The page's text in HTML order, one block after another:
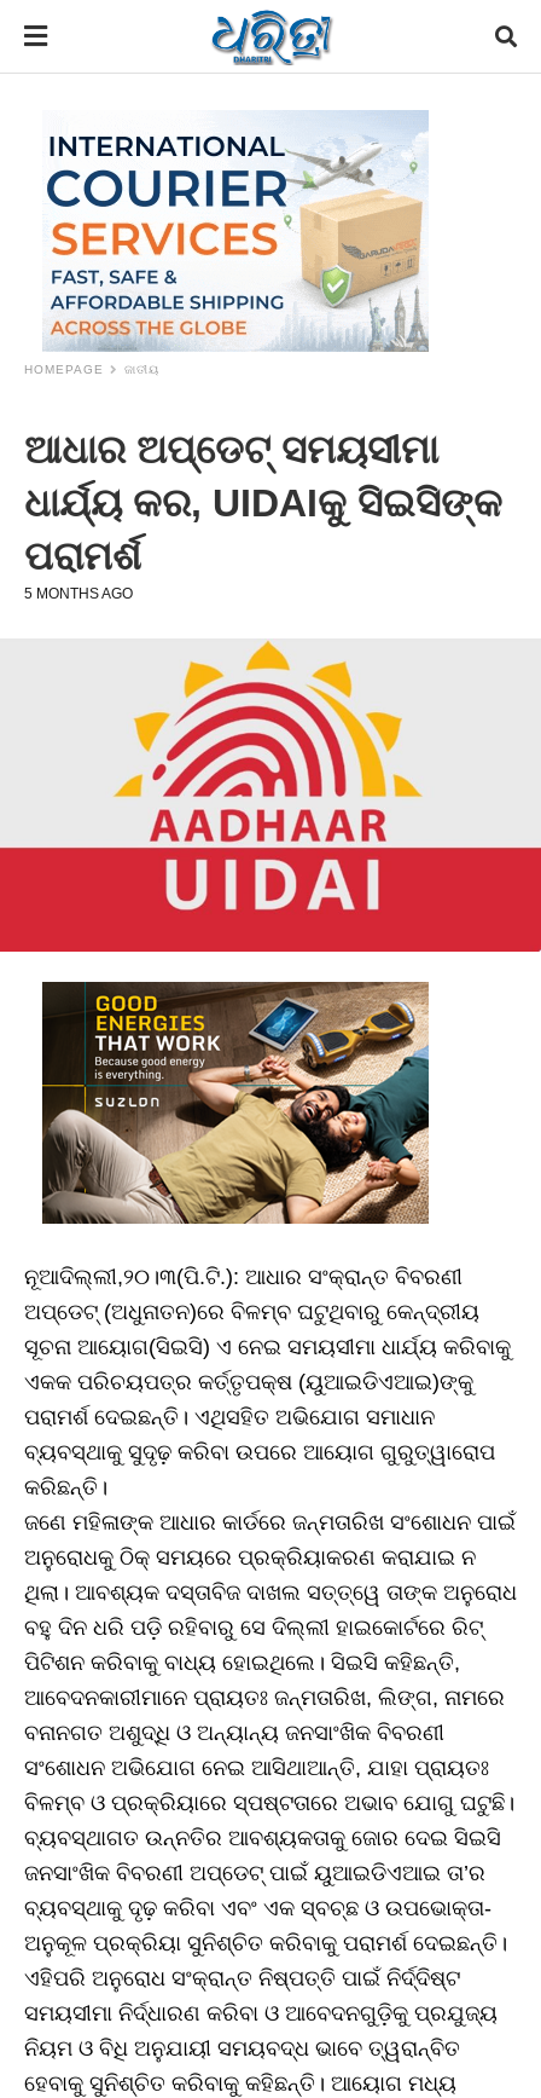
HOMEPAGE ଜାତୀୟ
ଆଧାର ଅପ୍‌ଡେଟ୍‌ ସମୟସୀମା
ଧାର୍ଯ୍ୟ କର, UIDAIକୁ ସିଇସିଙ୍କ
ପରାମର୍ଶ
5 MONTHS AGO
ନୂଆଦିଲ୍ଲୀ,୨୦।୩(ପି.ଟି.): ଆଧାର ସଂକ୍ରାନ୍ତ ବିବରଣୀ
ଅପ୍‌ଡେଟ୍‌ (ଅଧୁନାତନ)ରେ ବିଳମ୍ବ ଘଟୁଥିବାରୁ କେନ୍ଦ୍ରୀୟ
ସୂଚନା ଆୟୋଗ(ସିଇସି) ଏ ନେଇ ସମୟସୀମା ଧାର୍ଯ୍ୟ କରିବାକୁ
ଏକକ ପରିଚୟପତ୍ର କର୍ତ୍ତୃପକ୍ଷ (ୟୁଆଇଡିଏଆଇ)ଙ୍କୁ
ପରାମର୍ଶ ଦେଇଛନ୍ତି। ଏଥିସହିତ ଅଭିଯୋଗ ସମାଧାନ
ବ୍ୟବସ୍ଥାକୁ ସୁଦୃଢ଼ କରିବା ଉପରେ ଆୟୋଗ ଗୁରୁତ୍ୱାରୋପ
କରିଛନ୍ତି।
ଜଣେ ମହିଳାଙ୍କ ଆଧାର କାର୍ଡରେ ଜନ୍ମତାରିଖ ସଂଶୋଧନ ପାଇଁ
ଅନୁରୋଧକୁ ଠିକ୍‌ ସମୟରେ ପ୍ରକ୍ରିୟାକରଣ କରାଯାଇ ନ
ଥିଲା। ଆବଶ୍ୟକ ଦସ୍ତାବିଜ ଦାଖଲ ସତ୍ତ୍ୱେ ତାଙ୍କ ଅନୁରୋଧ
ବହୁ ଦିନ ଧରି ପଡ଼ି ରହିବାରୁ ସେ ଦିଲ୍ଲୀ ହାଇକୋର୍ଟରେ ରିଟ୍‌
ପିଟିଶନ କରିବାକୁ ବାଧ୍ୟ ହୋଇଥିଲେ। ସିଇସି କହିଛନ୍ତି,
ଆବେଦନକାରୀମାନେ ପ୍ରାୟତଃ ଜନ୍ମତାରିଖ, ଲିଙ୍ଗ, ନାମରେ
ବନାନଗତ ଅଶୁଦ୍ଧି ଓ ଅନ୍ୟାନ୍ୟ ଜନସାଂଖିକ ବିବରଣୀ
ସଂଶୋଧନ ଅଭିଯୋଗ ନେଇ ଆସିଥାଆନ୍ତି, ଯାହା ପ୍ରାୟତଃ
ବିଳମ୍ବ ଓ ପ୍ରକ୍ରିୟାରେ ସ୍ପଷ୍ଟତାରେ ଅଭାବ ଯୋଗୁ ଘଟୁଛି।
ବ୍ୟବସ୍ଥାଗତ ଉନ୍ନତିର ଆବଶ୍ୟକତାକୁ ଜୋର ଦେଇ ସିଇସି
ଜନସାଂଖିକ ବିବରଣୀ ଅପ୍‌ଡେଟ୍‌ ପାଇଁ ୟୁଆଇଡିଏଆଇ ତା’ର
ବ୍ୟବସ୍ଥାକୁ ଦୃଢ଼ କରିବା ଏବଂ ଏକ ସ୍ବଚ୍ଛ ଓ ଉପଭୋକ୍ତା-
ଅନୁକୂଳ ପ୍ରକ୍ରିୟା ସୁନିଶ୍ଚିତ କରିବାକୁ ପରାମର୍ଶ ଦେଇଛନ୍ତି।
ଏହିପରି ଅନୁରୋଧ ସଂକ୍ରାନ୍ତ ନିଷ୍ପତ୍ତି ପାଇଁ ନିର୍ଦ୍ଦିଷ୍ଟ
ସମୟସୀମା ନିର୍ଦ୍ଧାରଣ କରିବା ଓ ଆବେଦନଗୁଡ଼ିକୁ ପ୍ରଯୁଜ୍ୟ
ନିୟମ ଓ ବିଧି ଅନୁଯାୟୀ ସମୟବଦ୍ଧ ଭାବେ ତ୍ୱରାନ୍ବିତ
ହେବାକୁ ସୁନିଶ୍ଚିତ କରିବାକୁ କହିଛନ୍ତି। ଆୟୋଗ ମଧ୍ୟ